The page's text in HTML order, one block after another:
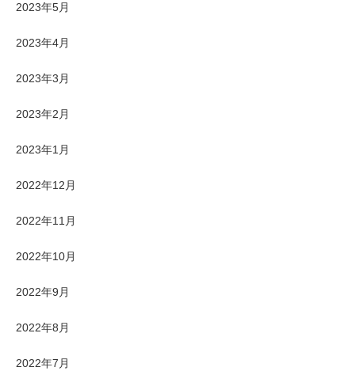
2023年5月
2023年4月
2023年3月
2023年2月
2023年1月
2022年12月
2022年11月
2022年10月
2022年9月
2022年8月
2022年7月